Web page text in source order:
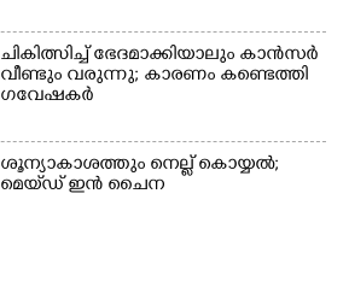
ചികിത്സിച്ച് ഭേദമാക്കിയാലും കാൻസർ
വീണ്ടും വരുന്നു; കാരണം കണ്ടെത്തി
ഗവേഷകർ
ശൂന്യാകാശത്തും നെല്ല് കൊയ്യൽ;
മെയ്‌ഡ് ഇൻ ചൈന